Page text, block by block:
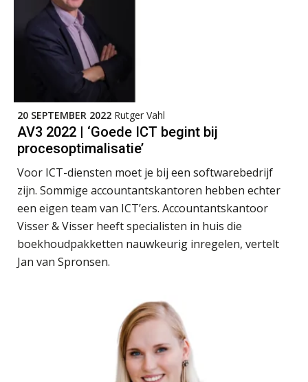
20 SEPTEMBER 2022 Rutger Vahl
AV3 2022 | ‘Goede ICT begint bij
procesoptimalisatie’
Voor ICT-diensten moet je bij een softwarebedrijf
zijn. Sommige accountantskantoren hebben echter
een eigen team van ICT’ers. Accountantskantoor
Visser & Visser heeft specialisten in huis die
boekhoudpakketten nauwkeurig inregelen, vertelt
Jan van Spronsen.
Scan-en-herken haalt de druk niet van
je kwartaalafsluiting. Dit wel.
tuchtrechtspraak advocatuur is
belast met btw
Informer Money genomineerd voor
Best FinTech Startup of the Year
België
ICT & AI | Volledig automatische
factuurverwerking: zo kom je er
Hierom zijn webshopondernemers
extra kwetsbaar voor
boekhoudfouten